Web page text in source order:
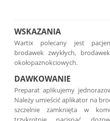
WSKAZANIA
Wartix polecany jest
brodawek zwykłych,
okołopaznokciowych.
DAWKOWANIE
Preparat aplikujemy
Należy umieścić aplikator na
szczelnie zamknięta w